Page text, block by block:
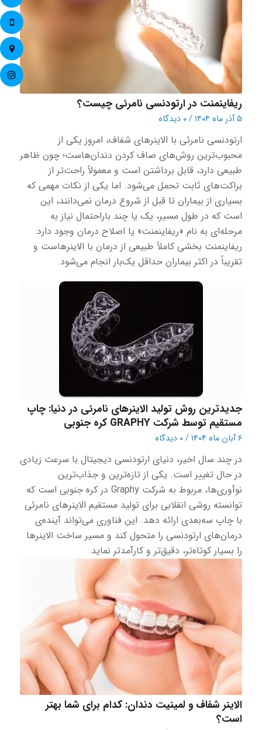
ریفاینمنت در ارتودنسی نامرئی چیست؟
۵ آذر ماه ۱۴۰۴ /۰ دیدگاه
ارتودنسی نامرئی با الاینرهای شفاف، امروز یکی از
محبوب‌ترین روش‌های صاف کردن دندان‌هاست؛ چون ظاهر
طبیعی دارد، قابل برداشتن است و معمولاً راحت‌تر از
براکت‌های ثابت تحمل می‌شود. اما یکی از نکات مهمی که
بسیاری از بیماران تا قبل از شروع درمان نمی‌دانند، این
است که در طول مسیر، یک یا چند باراحتمال نیاز به
مرحله‌ای به نام «ریفاینمنت» یا اصلاح درمان وجود دارد.
ریفاینمنت بخشی کاملاً طبیعی از درمان با الاینرهاست و
تقریباً در اکثر بیماران حداقل یک‌بار انجام می‌شود.
جدیدترین روش تولید الاینرهای نامرئی در دنیا: چاپ
مستقیم توسط شرکت GRAPHY کره جنوبی
۶ آبان ماه ۱۴۰۴ /۰ دیدگاه
در چند سال اخیر، دنیای ارتودنسی دیجیتال با سرعت زیادی
در حال تغییر است. یکی از تازه‌ترین و جذاب‌ترین
نوآوری‌ها، مربوط به شرکت Graphy در کره جنوبی است که
توانسته روشی انقلابی برای تولید مستقیم الاینرهای نامرئی
با چاپ سه‌بعدی ارائه دهد. این فناوری می‌تواند آینده‌ی
درمان‌های ارتودنسی را متحول کند و مسیر ساخت الاینرها
را بسیار کوتاه‌تر، دقیق‌تر و کارآمدتر نماید.
الاینر شفاف و لمینیت دندان: کدام برای شما بهتر
است؟